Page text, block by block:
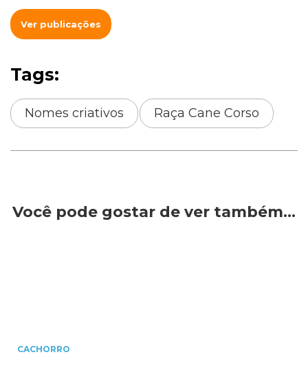
Ver publicações
Tags:
Nomes criativos Raça Cane Corso
Você pode gostar de ver também…
CACHORRO